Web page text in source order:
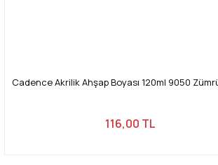
Cadence Akrilik Ahşap Boyası 120ml 9050
116,00 TL